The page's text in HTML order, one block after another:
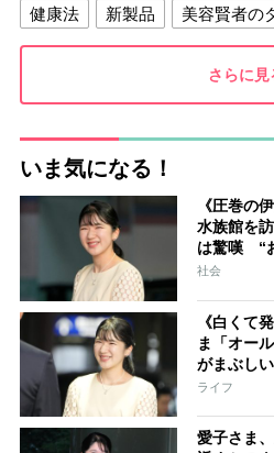
健康法
新製品
美容賢者の
夫との関係
新津春子 どか
さらに見
いま気になる！
《圧巻の
水族館を
は驚嘆 “
加「市民
社会
《白くて
ま「オー
がまぶし
ライフ
愛子さま